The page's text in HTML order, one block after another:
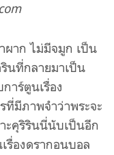
าก ไม่มีจมูก เป็น
นที่กลายมาเป็น
าร์ตูนเรื่อง
มีภาพจำว่าพระจะ
ะคุริรินนี่นับเป็นอีก
องดรากอนบอล